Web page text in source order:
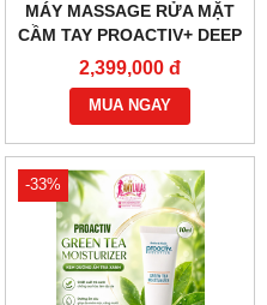
MÁY MASSAGE RỬA MẶT
CẦM TAY PROACTIV+ DEEP
CLEANSING BRUSH -
0933555070 - 0902966670 -
2,399,000 đ
MUA NGAY
-33%